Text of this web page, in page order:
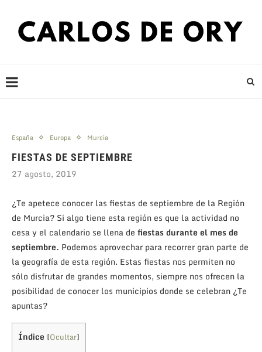
España Europa Murcia
FIESTAS DE SEPTIEMBRE
27 agosto, 2019
¿Te apetece conocer las fiestas de septiembre de la Región
de Murcia? Si algo tiene esta región es que la actividad no
cesa y el calendario se llena de fiestas durante el mes de
septiembre. Podemos aprovechar para recorrer gran parte de
la geografía de esta región. Estas fiestas nos permiten no
sólo disfrutar de grandes momentos, siempre nos ofrecen la
posibilidad de conocer los municipios donde se celebran ¿Te
apuntas?
Índice [Ocultar]